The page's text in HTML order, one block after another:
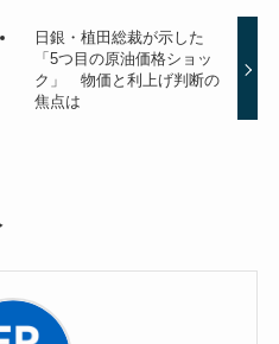
日銀・植田総裁が示した
「5つ目の原油価格ショッ
ク」 物価と利上げ判断の
焦点は